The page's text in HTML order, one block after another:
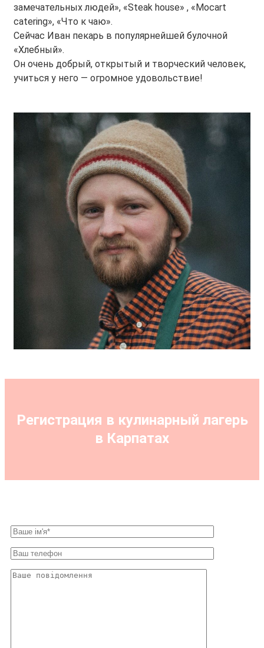
замечательных людей», «Steak house» , «Mocart
catering», «Что к чаю».
Сейчас Иван пекарь в популярнейшей булочной
«Хлебный».
Он очень добрый, открытый и творческий человек,
учиться у него — огромное удовольствие!
Регистрация в кулинарный лагерь
в Карпатах